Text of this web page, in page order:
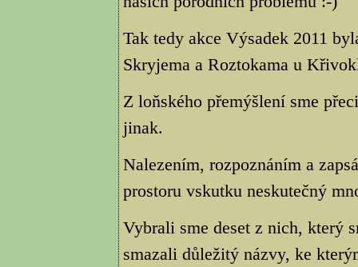
Tak tedy akce Výsadek 2011
Skryjema a Roztokama u
Z loňského přemýšlení sme
jinak.
Nalezením, rozpoznáním a
prostoru vskutku neskutečný
Vybrali sme deset z nich, který
smazali důležitý názvy, ke